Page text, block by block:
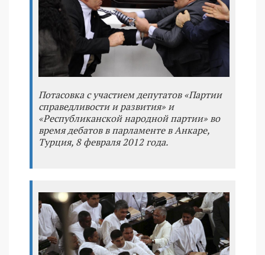
Потасовка с участием депутатов «Партии
справедливости и развития» и
«Республиканской народной партии» во
время дебатов в парламенте в Анкаре,
Турция, 8 февраля 2012 года.